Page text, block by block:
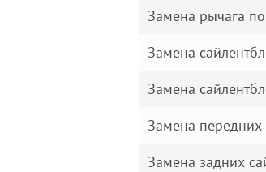
Замена рычага
Замена
Замена
Замена передних
Замена задних